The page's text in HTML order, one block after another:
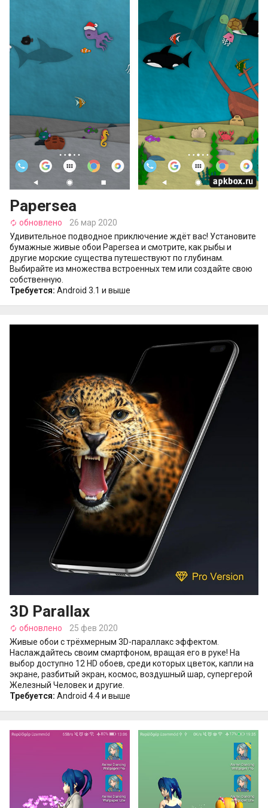
Papersea
autorenew обновлено
26 мар 2020
Удивительное подводное приключение ждёт вас! Установите
бумажные живые обои Papersea и смотрите, как рыбы и
другие морские существа путешествуют по глубинам.
Выбирайте из множества встроенных тем или создайте свою
собственную.
Требуется: Android 3.1 и выше
3D Parallax
autorenew обновлено
25 фев 2020
Живые обои с трёхмерным 3D-параллакс эффектом.
Наслаждайтесь своим смартфоном, вращая его в руке! На
выбор доступно 12 HD обоев, среди которых цветок, капли на
экране, разбитый экран, космос, воздушный шар, супергерой
Железный Человек и другие.
Требуется: Android 4.4 и выше